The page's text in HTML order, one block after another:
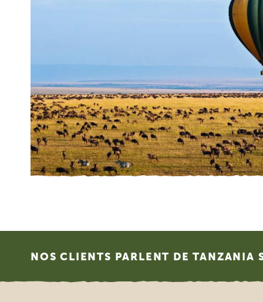
NOS CLIENTS PARLENT DE TANZANIA